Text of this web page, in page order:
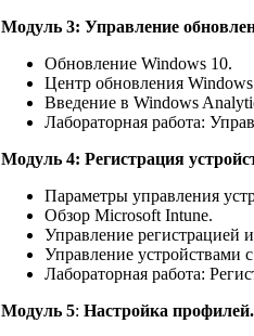
Модуль 3: Управление
Обновление Windows 10.
Центр обновления Windows
Введение в Windows
Лабораторная работа:
Модуль 4: Регистрация
Параметры управления
Обзор Microsoft Intune.
Управление регистрацией
Управление устройствами
Лабораторная работа:
Модуль 5: Настройка профилей.